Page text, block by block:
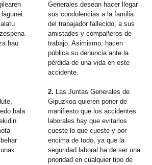
hau
Generales desean hacer llegar
sus condolencias a la familia
del trabajador fallecido, a sus
amistades y compañeros de
trabajo. Asimismo, hacen
pública su denuncia ante la
pérdida de una vida en este
accidente.
hala
2. Las Juntas Generales de
Gipuzkoa quieren poner de
manifiesto que los accidentes
laborales hay que evitarlos
cueste lo que cueste y por
encima de todo, ya que la
seguridad laboral ha de ser una
prioridad en cualquier tipo de